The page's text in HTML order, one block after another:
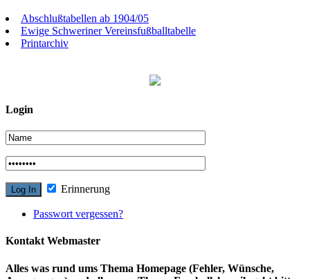
Abschlußtabellen ab 1904/05
Ewige Schweriner Vereinsfußballtabelle
Printarchiv
Login
Erinnerung
Passwort vergessen?
Kontakt Webmaster
Alles was rund ums Thema Homepage (Fehler, Wünsche,